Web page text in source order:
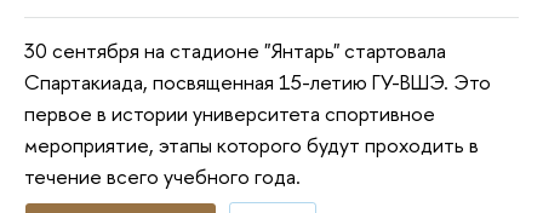
30 сентября на стадионе "Янтарь" стартовала
Спартакиада, посвященная 15-летию ГУ-ВШЭ. Это
первое в истории университета спортивное
мероприятие, этапы которого будут проходить в
течение всего учебного года.